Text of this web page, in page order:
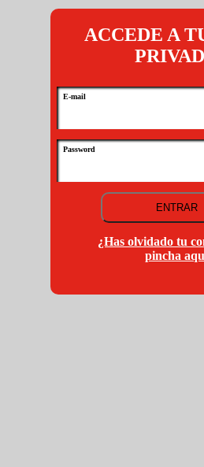
ACCEDE A
E-mail
Password
¿Has olvidado tu
pincha